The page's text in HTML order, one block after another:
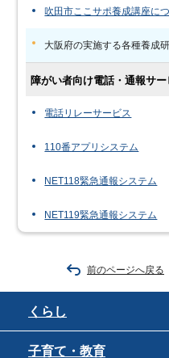
吹田市ここサポ養成講座に
大阪府の実施する各種養成
障がい者向け電話・通報サー
電話リレーサービス
110番アプリシステム
NET118緊急通報システム
NET119緊急通報システム
前のページへ戻る
くらし
子育て・教育